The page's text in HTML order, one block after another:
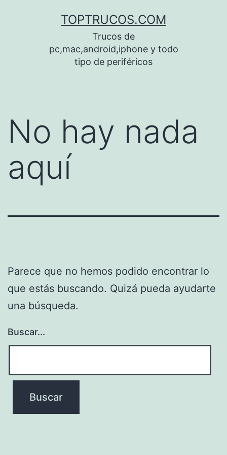
TOPTRUCOS.COM
Trucos de
pc,mac,android,iphone y todo
tipo de periféricos
No hay nada
aquí
Parece que no hemos podido encontrar lo
que estás buscando. Quizá pueda ayudarte
una búsqueda.
Buscar...